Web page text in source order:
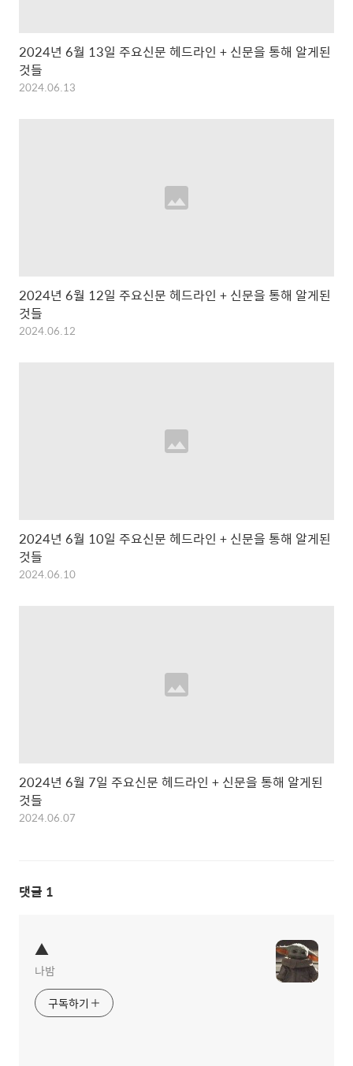
2024년 6월 13일 주요신문 헤드라인 + 신문을 통해 알게된
것들
2024.06.13
2024년 6월 12일 주요신문 헤드라인 + 신문을 통해 알게된
것들
2024.06.12
2024년 6월 10일 주요신문 헤드라인 + 신문을 통해 알게된
것들
2024.06.10
2024년 6월 7일 주요신문 헤드라인 + 신문을 통해 알게된
것들
2024.06.07
댓글 1
▲
나밤
구독하기